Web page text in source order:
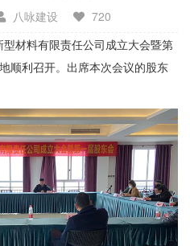
八咏建设
720
材料有限责任公司成立大会暨第
顺利召开。出席本次会议的股东